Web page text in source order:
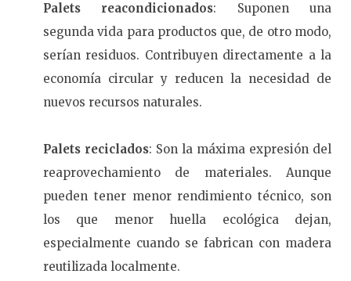
Palets reacondicionados: Suponen una
segunda vida para productos que, de otro modo,
serían residuos. Contribuyen directamente a la
economía circular y reducen la necesidad de
nuevos recursos naturales.
Palets reciclados: Son la máxima expresión del
reaprovechamiento de materiales. Aunque
pueden tener menor rendimiento técnico, son
los que menor huella ecológica dejan,
especialmente cuando se fabrican con madera
reutilizada localmente.